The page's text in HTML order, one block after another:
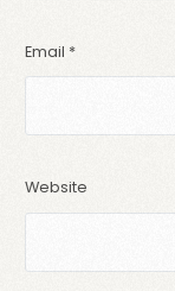
Email *
Website